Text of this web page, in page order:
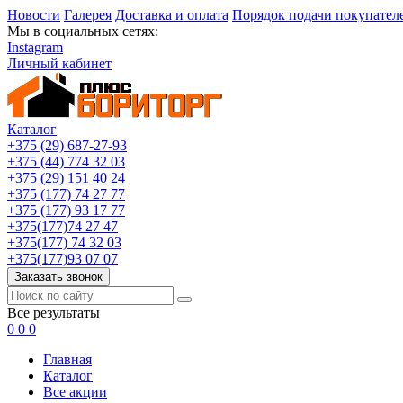
Новости Галерея Доставка и оплата Порядок подачи
Мы в социальных сетях:
Instagram
Личный кабинет
Каталог
+375 (29) 687-27-93
+375 (44) 774 32 03
+375 (29) 151 40 24
+375 (177) 74 27 77
+375 (177) 93 17 77
+375(177)74 27 47
+375(177) 74 32 03
+375(177)93 07 07
Заказать звонок
Все результаты
0 0 0
Главная
Каталог
Все акции